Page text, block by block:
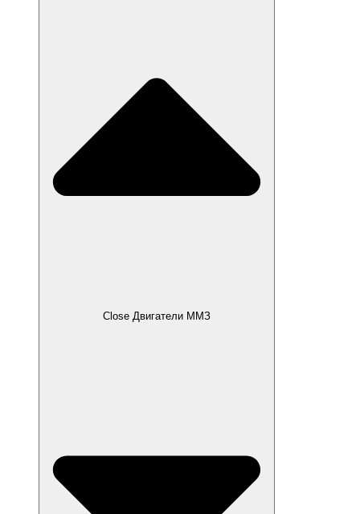
Close Двигатели ММЗ